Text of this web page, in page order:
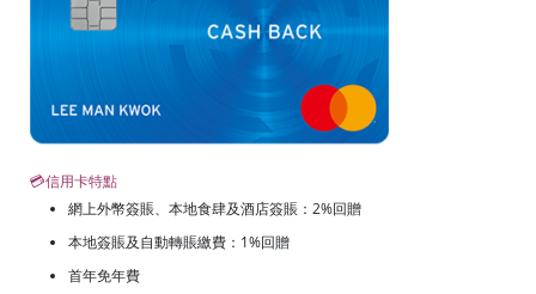
💳信用卡特點
網上外幣簽賬、本地食肆及酒店簽賬：2%回贈
本地簽賬及自動轉賬繳費：1%回贈
首年免年費